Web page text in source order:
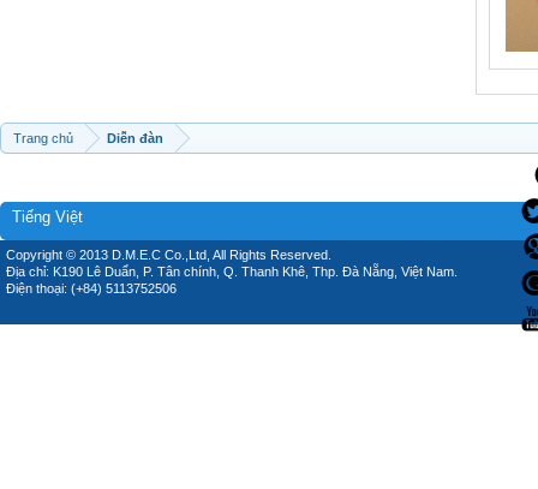
Trang chủ Diễn đàn
Tiếng Việt
Copyright © 2013 D.M.E.C Co.,Ltd, All Rights Reserved.
Địa chỉ: K190 Lê Duẩn, P. Tân chính, Q. Thanh Khê, Thp. Đà Nẵng, Việt Nam.
Điện thoại: (+84) 5113752506